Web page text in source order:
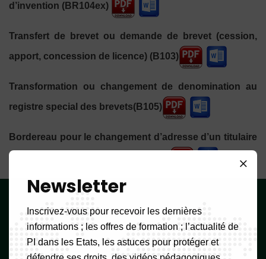
d’invention (BR104ex)
Transfert de brevet ou demande de brevet (cession,
apport, concession de licence) (B103)
Transformation ou changement de denomination au
registre special des brevets(B105)
Bordereau pour le changement d’adresse d’un titulaire
de brevet-demande de brevet(B106)
L'OAPI
Rue Djoungolo, Yaoundé,
Cameroun
Newsletter
Inscrivez-vous pour recevoir les dernières
informations ; les offres de formation ; l’actualité de
PI dans les Etats, les astuces pour protéger et